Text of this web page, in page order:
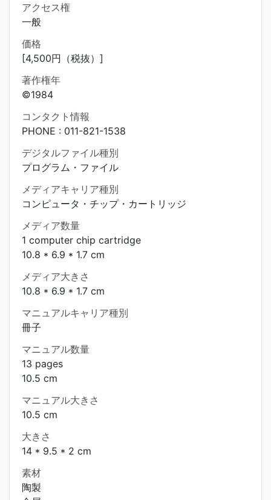
アクセス権
一般
価格
[4,500円（税抜）]
著作権年
©1984
コンタクト情報
PHONE : 011-821-1538
デジタルファイル種別
プログラム・ファイル
メディアキャリア種別
コンピュータ・チップ・カートリッジ
メディア数量
1 computer chip cartridge
10.8 * 6.9 * 1.7 cm
メディア大きさ
10.8 * 6.9 * 1.7 cm
マニュアルキャリア種別
冊子
マニュアル数量
13 pages
10.5 cm
マニュアル大きさ
10.5 cm
大きさ
14 * 9.5 * 2 cm
素材
陶製